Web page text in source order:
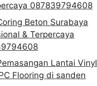
087839794608
Beton Surabaya
& Terpercaya
Lantai Vinyl
Flooring di sanden